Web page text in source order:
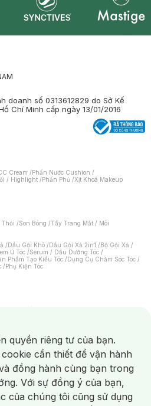
doanh số 0313612829 do Sở Kế
Chí Minh cấp ngày 13/01/2016
Cream /Phấn Nước Cushion /
/ Highlight /Phấn Phủ /Xịt Khoá Makeup
Thỏi /Son Bóng /Tẩy Trang Mắt / Môi
/Dầu Gội Khô /Dầu Gội Xả 2in1 /Bộ Gội Xả /
Ủ Tóc /Serum / Dầu Dưỡng Tóc /
Phẩm Tạo Kiểu Tóc /Dụng Cụ Chăm Sóc Tóc /
/Phụ Kiện Tóc
/Mặt Nạ Xông Hơi /Nước Rửa Tay/
Đánh Răng /Bàn Chải Điện/
/Máy Tăm Nước/ Nước Súc Miệng/
/ Dung Dịch Vệ Sinh/Dưỡng Vùng Kín/
Sinh/Tampon/Bọt Cạo Râu /Dao Cạo Râu/
Mất Nước/ Da Lão Hóa/ Da Mụn/
Thâm / Nám / Tàn Nhang
quyền riêng tư của bạn.
cần thiết để vận hành
đồng hành cùng bạn trong
Với sự đồng ý của bạn,
của chúng tôi cũng sử dụng